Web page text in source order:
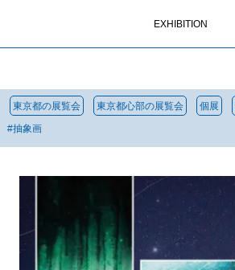
EXHIBITION
東京都の展覧会 東京都心部の展覧会 個展
#抽象画